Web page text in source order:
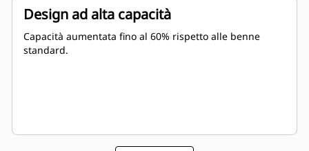
Design ad alta capacità
Capacità aumentata fino al 60% rispetto alle benne
standard.